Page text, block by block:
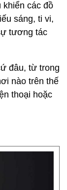
khiển các đồ
sáng, ti vi,
tương tác
đâu, từ trong
nào trên thế
thoại hoặc